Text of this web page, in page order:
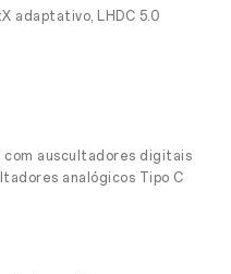
adaptativo, LHDC 5.0
com auscultadores digitais
analógicos Tipo C